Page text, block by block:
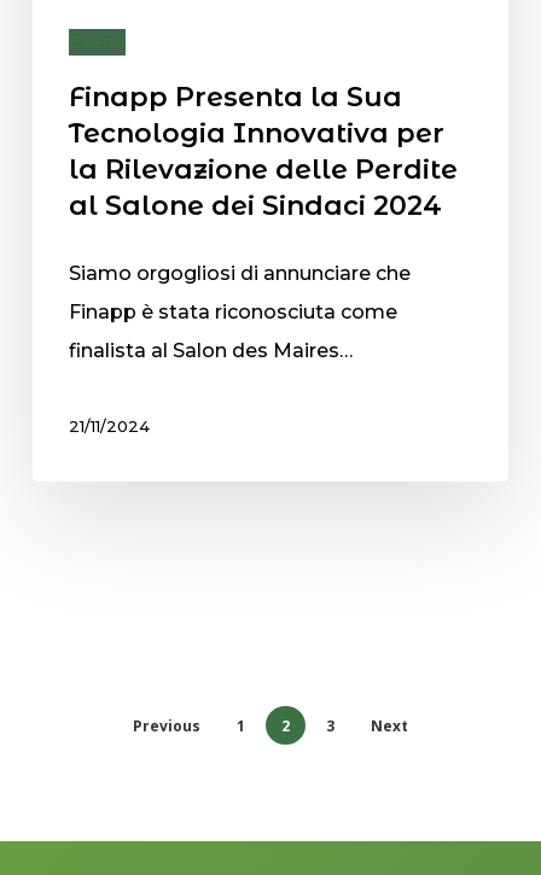
Finapp Presenta la Sua
Tecnologia Innovativa per
la Rilevazione delle Perdite
al Salone dei Sindaci 2024
Siamo orgogliosi di annunciare che
Finapp è stata riconosciuta come
finalista al Salon des Maires…
21/11/2024
Previous 1 2 3 Next